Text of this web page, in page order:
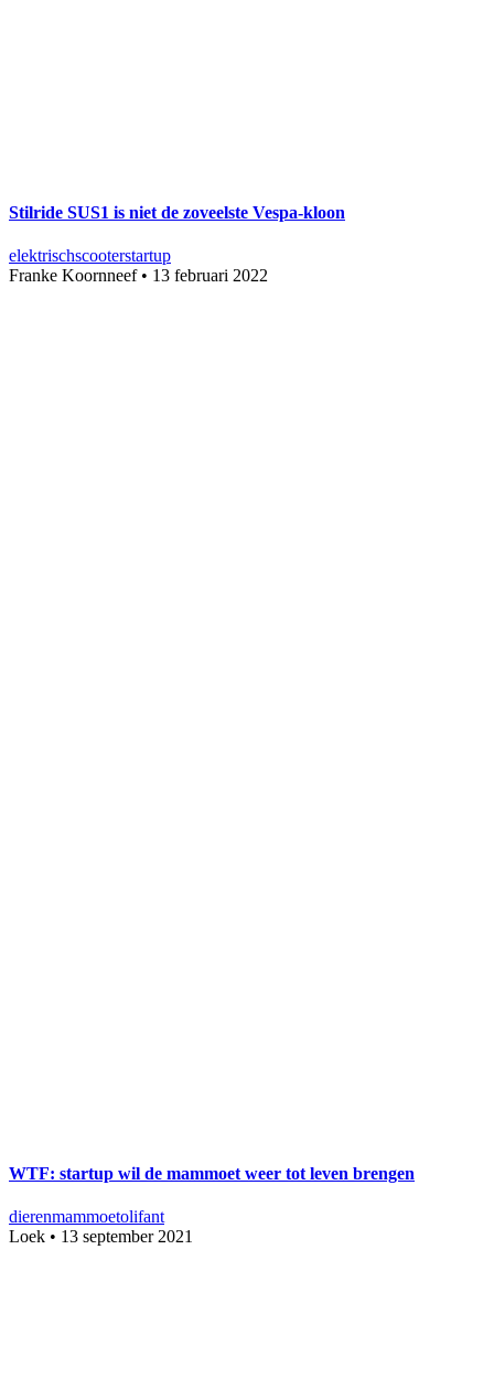
Stilride SUS1 is niet de zoveelste Vespa-kloon
elektrischscooterstartup
Franke Koornneef• 13 februari 2022
WTF: startup wil de mammoet weer tot leven brengen
dierenmammoetolifant
Loek • 13 september 2021